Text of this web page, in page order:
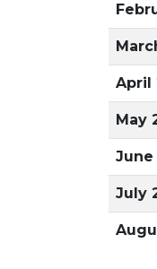
April
May
June
July